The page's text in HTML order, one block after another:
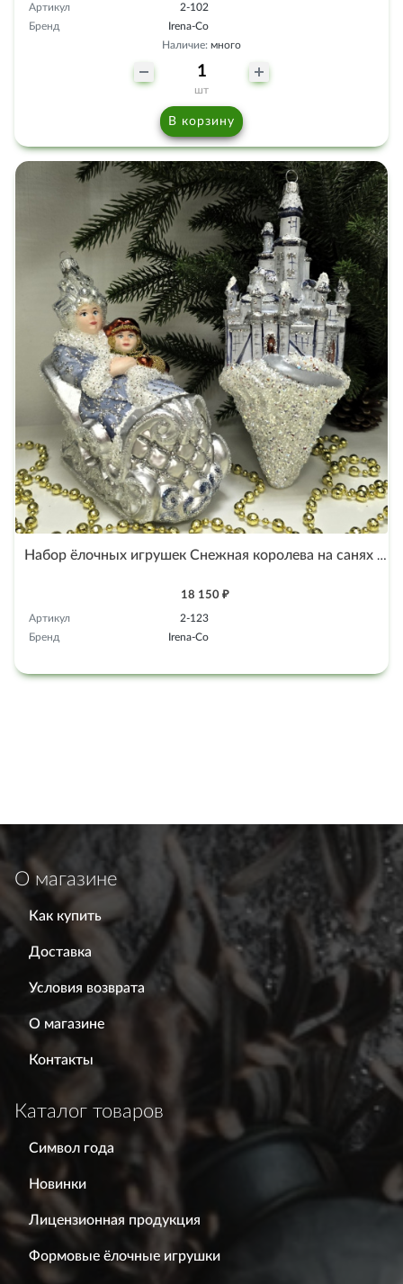
Артикул
2-102
Бренд
Irena-Co
Наличие: много
шт
В корзину
Набор ёлочных игрушек Снежная королева на санях и замок
18 150 ₽
Артикул
2-123
Бренд
Irena-Co
О магазине
Как купить
Доставка
Условия возврата
О магазине
Контакты
Каталог товаров
Символ года
Новинки
Лицензионная продукция
Формовые ёлочные игрушки